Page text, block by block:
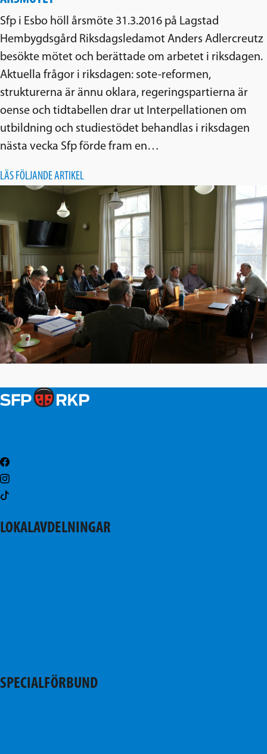
Sfp i Esbo höll årsmöte 31.3.2016 på Lagstad
Hembygdsgård Riksdagsledamot Anders Adlercreutz
besökte mötet och berättade om arbetet i riksdagen.
Aktuella frågor i riksdagen: sote-reformen,
strukturerna är ännu oklara, regeringspartierna är
oense och tidtabellen drar ut Interpellationen om
utbildning och studiestödet behandlas i riksdagen
nästa vecka Sfp förde fram en…
LÄS FÖLJANDE ARTIKEL
LOKALAVDELNINGAR
SPECIALFÖRBUND